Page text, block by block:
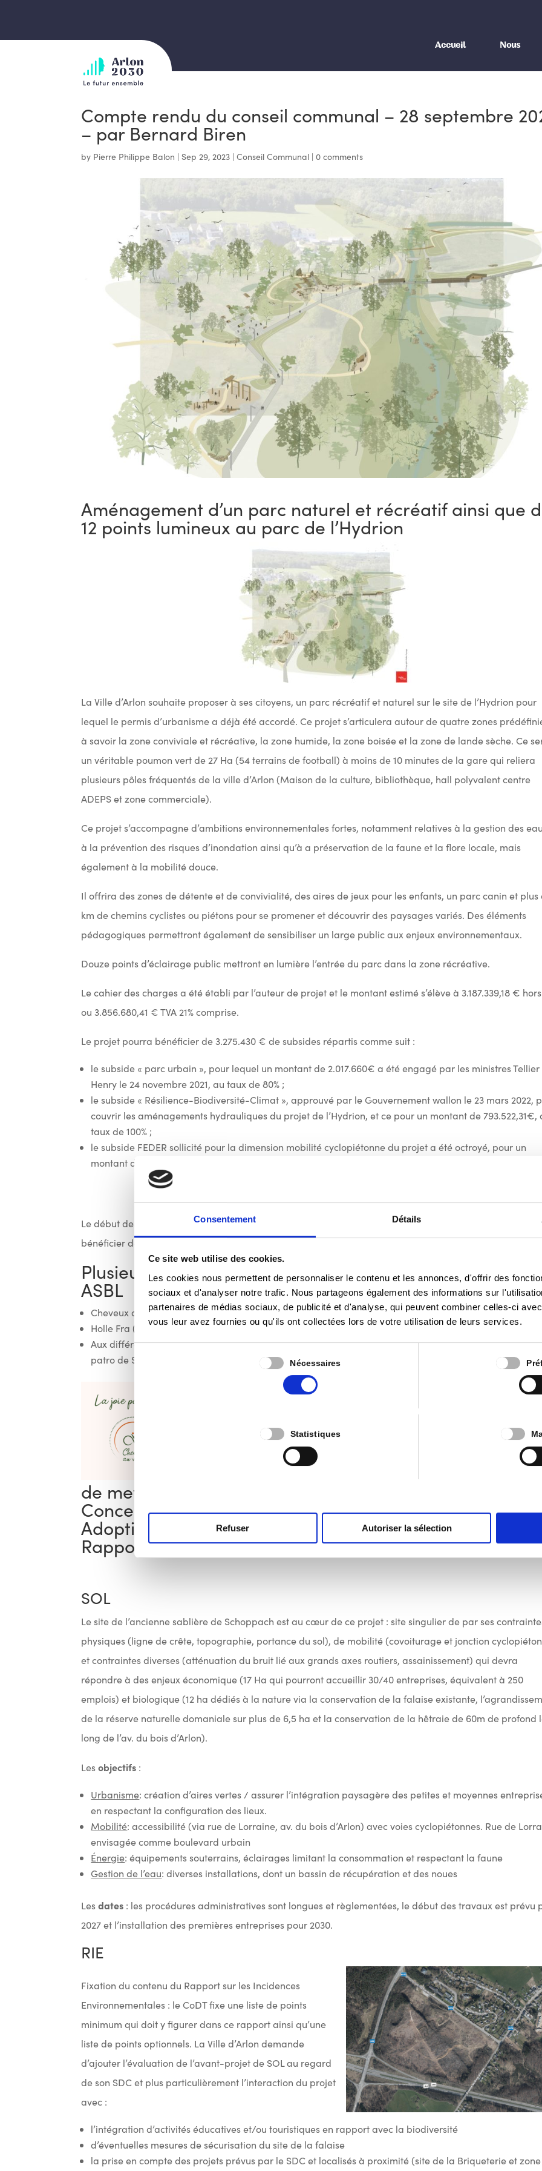
Consentement Détails
Ce site web utilise des cookies.
Les cookies nous permettent de personnaliser le contenu et les annonces, d'offrir des
sociaux et d'analyser notre trafic. Nous partageons également des informations sur
partenaires de médias sociaux, de publicité et d'analyse, qui peuvent combiner celles-ci
vous leur avez fournies ou qu'ils ont collectées lors de votre utilisation de leurs services.
Nécessaires
Statistiques
Refuser Autoriser la sélection
Accueil Nous
Compte rendu du conseil communal – 28 septembre
– par Bernard Biren
by Pierre Philippe Balon |Sep 29, 2023 |Conseil Communal |0 comments
Aménagement d’un parc naturel et récréatif ainsi que
12 points lumineux au parc de l’Hydrion
La Ville d’Arlon souhaite proposer à ses citoyens, un parc récréatif et naturel sur le site de l’Hydrion pour
lequel le permis d’urbanisme a déjà été accordé. Ce projet s’articulera autour de quatre zones
à savoir la zone conviviale et récréative, la zone humide, la zone boisée et la zone de lande sèche. Ce
un véritable poumon vert de 27 Ha (54 terrains de football) à moins de 10 minutes de la gare qui reliera
plusieurs pôles fréquentés de la ville d’Arlon (Maison de la culture, bibliothèque, hall polyvalent centre
ADEPS et zone commerciale).
Ce projet s’accompagne d’ambitions environnementales fortes, notamment relatives à la gestion des
à la prévention des risques d’inondation ainsi qu’à a préservation de la faune et la flore locale, mais
également à la mobilité douce.
Il offrira des zones de détente et de convivialité, des aires de jeux pour les enfants, un parc canin et plus
km de chemins cyclistes ou piétons pour se promener et découvrir des paysages variés. Des éléments
pédagogiques permettront également de sensibiliser un large public aux enjeux environnementaux.
Douze points d’éclairage public mettront en lumière l’entrée du parc dans la zone récréative.
Le cahier des charges a été établi par l’auteur de projet et le montant estimé s’élève à 3.187.339,18 € hors
ou 3.856.680,41 € TVA 21% comprise.
Le projet pourra bénéficier de 3.275.430 € de subsides répartis comme suit :
le subside « parc urbain », pour lequel un montant de 2.017.660€ a été engagé par les ministres Tellier
Henry le 24 novembre 2021, au taux de 80% ;
le subside « Résilience-Biodiversité-Climat », approuvé par le Gouvernement wallon le 23 mars 2022,
couvrir les aménagements hydrauliques du projet de l’Hydrion, et ce pour un montant de 793.522,31€,
taux de 100% ;
le subside FEDER sollicité pour la dimension mobilité cyclopiétonne du projet a été octroyé, pour un
montant de 520.668,00€, conformément à la demande introduite le 24 mai 2022
Le début des travaux est prévu pour mi-2024 et ils doivent être terminés pour fin 2025 pour pouvoir
bénéficier de tous les subsides.
Plusieurs subventions ont été octroyées à différentes
ASBL
Cheveux aux vents
Holle Fra (ASBL liée au Carnaval)
Aux différents mouvements de jeunesse de la commune : la 5 unité Luxembourg, les scouts d’Arlon et
patro de Stockem.
d’Orientatio
n Locale
(SOL) en vue
de mettre en œuvre la Zone d’Aménagement
Concerté à caractère économique de Schoppach –
Adoption de l’avant-projet et du projet de contenu du
Rapport sur les Incidences Environnementales (RIE) :
SOL
Le site de l’ancienne sablière de Schoppach est au cœur de ce projet : site singulier de par ses
physiques (ligne de crête, topographie, portance du sol), de mobilité (covoiturage et jonction
et contraintes diverses (atténuation du bruit lié aux grands axes routiers, assainissement) qui devra
répondre à des enjeux économique (17 Ha qui pourront accueillir 30/40 entreprises, équivalent à 250
emplois) et biologique (12 ha dédiés à la nature via la conservation de la falaise existante,
de la réserve naturelle domaniale sur plus de 6,5 ha et la conservation de la hêtraie de 60m de profond
long de l’av. du bois d’Arlon).
Lesobjectifs :
Urbanisme: création d’aires vertes / assurer l’intégration paysagère des petites et moyennes
en respectant la configuration des lieux.
Mobilité: accessibilité (via rue de Lorraine, av. du bois d’Arlon) avec voies cyclopiétonnes. Rue de
envisagée comme boulevard urbain
Énergie: équipements souterrains, éclairages limitant la consommation et respectant la faune
Gestion de l’eau: diverses installations, dont un bassin de récupération et des noues
Lesdates : les procédures administratives sont longues et règlementées, le début des travaux est prévu
2027 et l’installation des premières entreprises pour 2030.
RIE
Fixation du contenu du Rapport sur les Incidences
Environnementales : le CoDT fixe une liste de points
minimum qui doit y figurer dans ce rapport ainsi qu’une
liste de points optionnels. La Ville d’Arlon demande
d’ajouter l’évaluation de l’avant-projet de SOL au regard
de son SDC et plus particulièrement l’interaction du projet
avec :
l’intégration d’activités éducatives et/ou touristiques en rapport avec la biodiversité
d’éventuelles mesures de sécurisation du site de la falaise
la prise en compte des projets prévus par le SDC et localisés à proximité (site de la Briqueterie et zone